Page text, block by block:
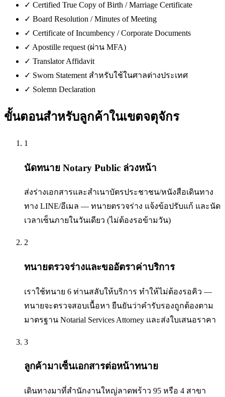
✓ Certified True Copy of Birth / Marriage Certificate
✓ Board Resolution / Minutes of Meeting
✓ Certificate of Incumbency / Corporate Documents
✓ Apostille request (ผ่าน MFA)
✓ Translator Affidavit
✓ Sworn Statement สำหรับใช้ในศาลต่างประเทศ
✓ Solemn Declaration
ขั้นตอนสำหรับลูกค้าในเขตจตุจักร
1
นัดทนาย Notary Public ล่วงหน้า
ส่งร่างเอกสารและสำเนาบัตรประชาชน/หนังสือเดินทาง
ทาง LINE/อีเมล — ทนายตรวจร่าง แจ้งข้อปรับแก้ และนัด
เวลาเซ็นภายในวันเดียว (ไม่ต้องรอข้ามวัน)
2
ทนายตรวจร่างและขออัตราค่าบริการ
เราใช้ทนาย 6 ท่านสลับให้บริการ ทำให้ไม่ต้องรอคิว —
ทนายจะตรวจสอบเนื้อหา ยืนยันว่าคำรับรองถูกต้องตาม
มาตรฐาน Notarial Services Attorney และส่งใบเสนอราคา
3
ลูกค้ามาเซ็นเอกสารต่อหน้าทนาย
เดินทางมาที่สำนักงานใหญ่ลาดพร้าว 95 หรือ 4 สาขา